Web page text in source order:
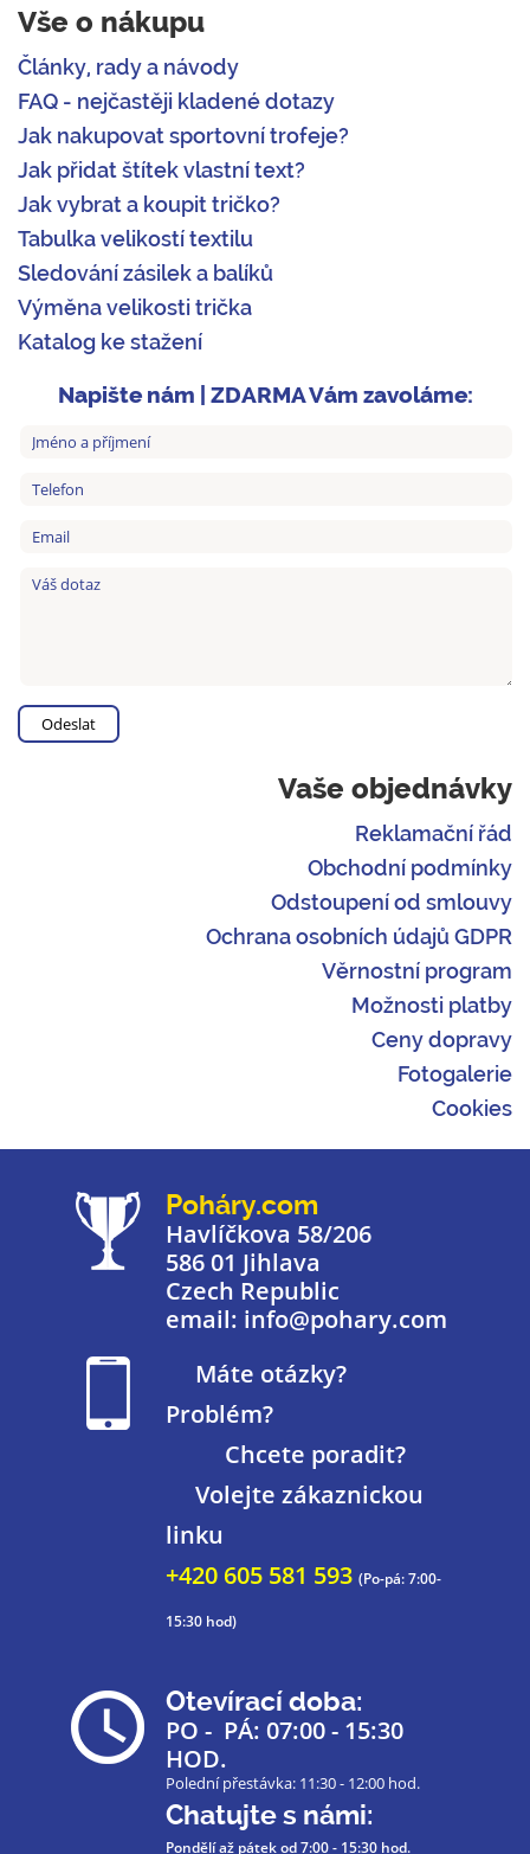
Vše o nákupu
Články, rady a návody
FAQ - nejčastěji kladené dotazy
Jak nakupovat sportovní trofeje?
Jak přidat štítek vlastní text?
Jak vybrat a koupit tričko?
Tabulka velikostí textilu
Sledování zásilek a balíků
Výměna velikosti trička
Katalog ke stažení
Napište nám | ZDARMA Vám zavoláme:
Vaše objednávky
Reklamační řád
Obchodní podmínky
Odstoupení od smlouvy
Ochrana osobních údajů GDPR
Věrnostní program
Možnosti platby
Ceny dopravy
Fotogalerie
Cookies
Poháry.com
Havlíčkova 58/206
586 01 Jihlava
Czech Republic
email: info@pohary.com
Máte otázky?
Problém?
Chcete poradit?
Volejte zákaznickou
linku
+420 605 581 593 (Po-pá: 7:00-
15:30 hod)
Otevírací doba:
PO - PÁ: 07:00 - 15:30
HOD.
Polední přestávka: 11:30 - 12:00 hod.
Chatujte s námi:
Pondělí až pátekod 7:00 - 15:30 hod.